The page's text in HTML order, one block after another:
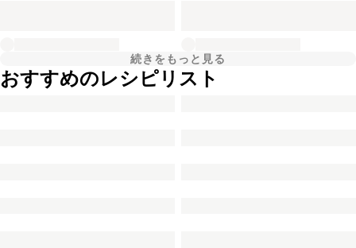
続きをもっと見る
おすすめのレシピリスト